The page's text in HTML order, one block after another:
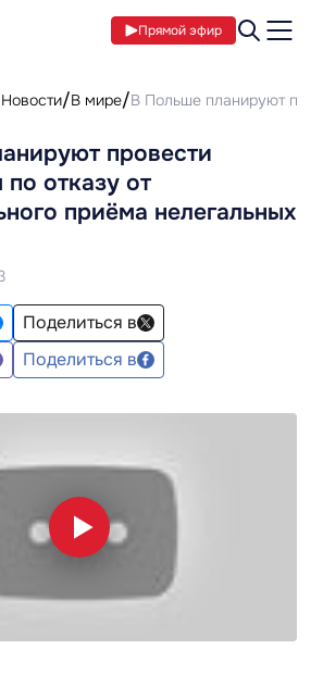
Прямой эфир
Новости В мире В Польше планируют
провести
отказу от
приёма нелегальных
Поделиться в
Поделиться в